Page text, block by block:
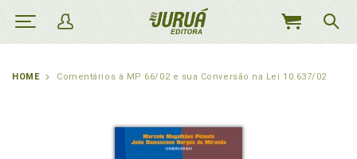
MEU
HOME Comentários à MP 66/02 e sua Conversão na Lei 10.637/02